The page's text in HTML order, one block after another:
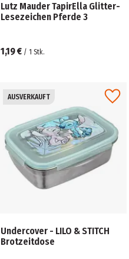
Lutz Mauder TapirElla Glitter-
Lesezeichen Pferde 3
1,19 € / 1 Stk.
AUSVERKAUFT
Undercover - LILO & STITCH
Brotzeitdose